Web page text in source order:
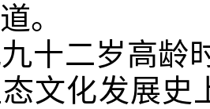
。
二岁高龄时
态文化发展